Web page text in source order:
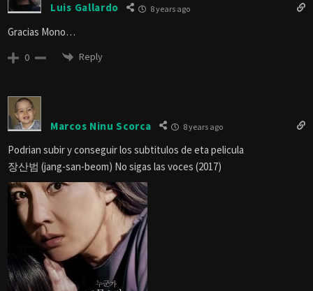
Luis Gallardo 8 years ago
Gracias Mono…
0 Reply
Marcos Ninu Scorca 8 years ago
Podrian subir y conseguir los subtitulos de eta pelicula
장산범 (jang-san-beom) No sigas las voces (2017)